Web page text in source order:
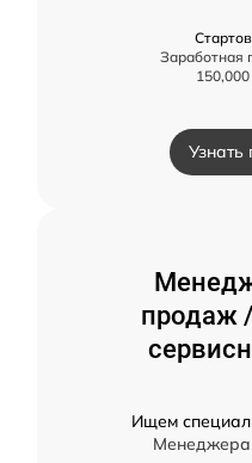
Заработная
150,000
Узнать
продаж
Ищем